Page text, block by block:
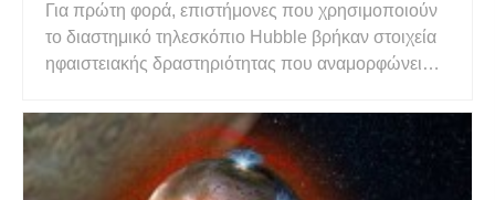
Για πρώτη φορά, επιστήμονες που χρησιμοποιούν
το διαστημικό τηλεσκόπιο Hubble βρήκαν στοιχεία
ηφαιστειακής δραστηριότητας που αναμορφώνει
από ένα μακρινό αστέρι. Ο πλανήτης, Gliese 1132
b, βρίσκεται 40 έτη φωτός μακριά στον αστερισμό
Vela και έχει παρόμοι